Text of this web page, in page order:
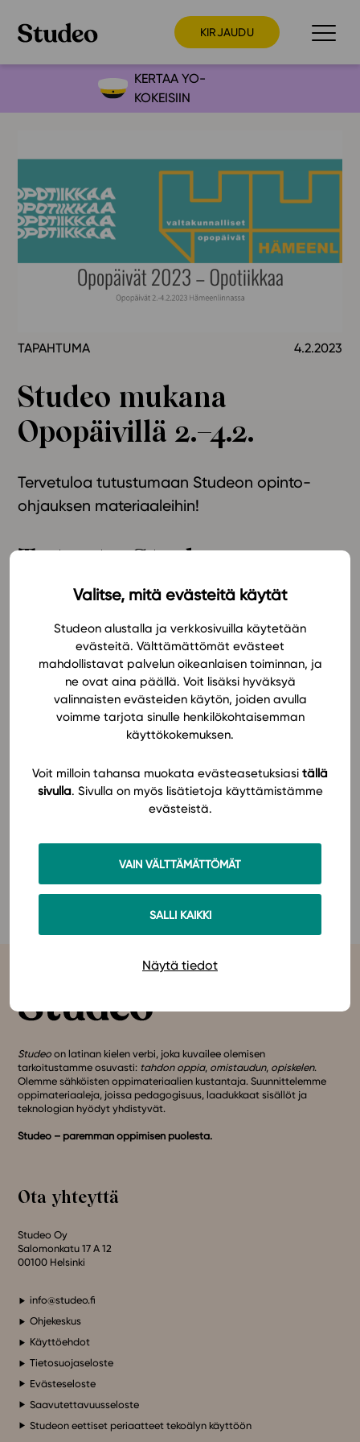
Valitse, mitä evästeitä käytät
Studeon alustalla ja verkkosivuilla käytetään
evästeitä. Välttämättömät evästeet
mahdollistavat palvelun oikeanlaisen toiminnan, ja
ne ovat aina päällä. Voit lisäksi hyväksyä
valinnaisten evästeiden käytön, joiden avulla
voimme tarjota sinulle henkilökohtaisemman
käyttökokemuksen.
Voit milloin tahansa muokata evästeasetuksiasi tällä
sivulla. Sivulla on myös lisätietoja käyttämistämme
evästeistä.
VAIN VÄLTTÄMÄTTÖMÄT
SALLI KAIKKI
Näytä tiedot
KIRJAUDU
Preppaaja
Huoltaja
Kokeilutarjous
Alakoulu
Ominaisuudet
Tapahtumakalenteri
Webinaari­tallenteet
Yhteisö
Suosittelut
Ohjevideot
Tietoa meistä
Eettiset periaatteet tekoälyn käyttöön
Tilaa uutiskirje
Ota yhteyttä
KERTAA YO-
KOKEISIIN
TAPAHTUMA 4.2.2023
Studeo mukana
Opopäivillä 2.–4.2.
Tervetuloa tutustumaan Studeon opinto-
ohjauksen materiaaleihin!
Tutustu Studeon
opinto-ohjauksen
oppimateriaaleihin
tapahtumassa!
Valtakunnalliset Opopäivät 2023 järjestetään
2.-4.2.2023 Hämeenlinnassa.
Opopäivät on ohjausalan ammattilaisten vuosittain
järjestettävä koulutustapahtuma. Opotiikkaa -teema
Hämeenlinnan Opopäivillä perehdyttää ajankohtaisiin
Katso tapahtuman tiedottäältä!
Studeo on latinan kielen verbi, joka kuvailee olemisen
tarkoitustamme osuvasti: tahdon oppia, omistaudun, opiskelen.
Olemme sähköisten oppimateriaalien kustantaja. Suunnittelemme
oppimateriaaleja, joissa pedagogisuus, laadukkaat sisällöt ja
teknologian hyödyt yhdistyvät.
Studeo – paremman oppimisen puolesta.
Ota yhteyttä
Studeo Oy
Salomonkatu 17 A 12
00100 Helsinki
info@studeo.fi
Ohjekeskus
Käyttöehdot
Tietosuojaseloste
Evästeseloste
Saavutettavuusseloste
Studeon eettiset periaatteet tekoälyn käyttöön